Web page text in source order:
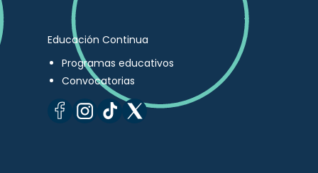
Educación Continua
Programas educativos
Convocatorias